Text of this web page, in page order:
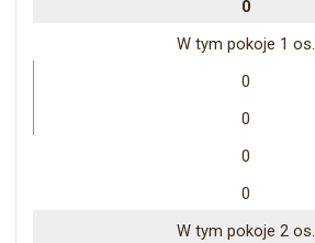
0
W tym pokoje 1 os.
0
0
0
0
W tym pokoje 2 os.